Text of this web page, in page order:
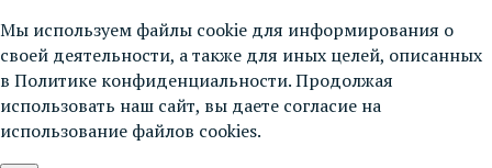
Мы используем файлы cookie для информирования о
своей деятельности, а также для иных целей, описанных
в Политике конфиденциальности. Продолжая
использовать наш сайт, вы даете согласие на
использование файлов cookies.